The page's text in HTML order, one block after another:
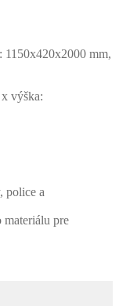
mm,
výška:
police a
materiálu pre